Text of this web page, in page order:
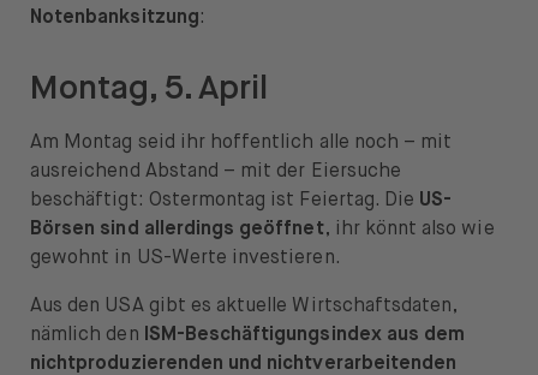
Hilfe
DE
Öffnen Sie das Sprachwechselmenü
Notenbanksitzung:
Montag, 5. April
Am Montag seid ihr hoffentlich alle noch – mit
ausreichend Abstand – mit der Eiersuche
beschäftigt: Ostermontag ist Feiertag. Die US-
Börsen sind allerdings geöffnet, ihr könnt also wie
gewohnt in US-Werte investieren.
Aus den USA gibt es aktuelle Wirtschaftsdaten,
nämlich den ISM-Beschäftigungsindex aus dem
nichtproduzierenden und nichtverarbeitenden